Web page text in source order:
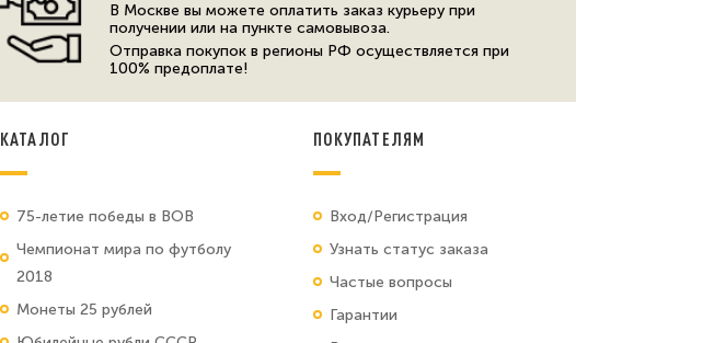
В Москве вы можете оплатить заказ курьеру при
получении или на пункте самовывоза.
Отправка покупок в регионы РФ осуществляется при
100% предоплате!
КАТАЛОГ
75-летие победы в ВОВ
Чемпионат мира по футболу
2018
Монеты 25 рублей
ПОКУПАТЕЛЯМ
Вход/Регистрация
Узнать статус заказа
Частые вопросы
Гарантии